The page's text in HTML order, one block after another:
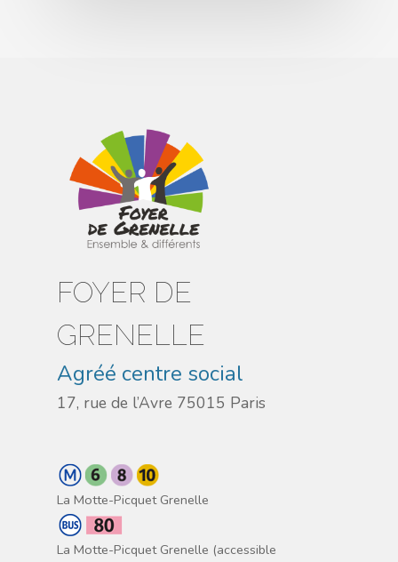
FOYER DE
GRENELLE
Agréé centre social
17, rue de l’Avre 75015 Paris
La Motte-Picquet Grenelle
La Motte-Picquet Grenelle (accessible